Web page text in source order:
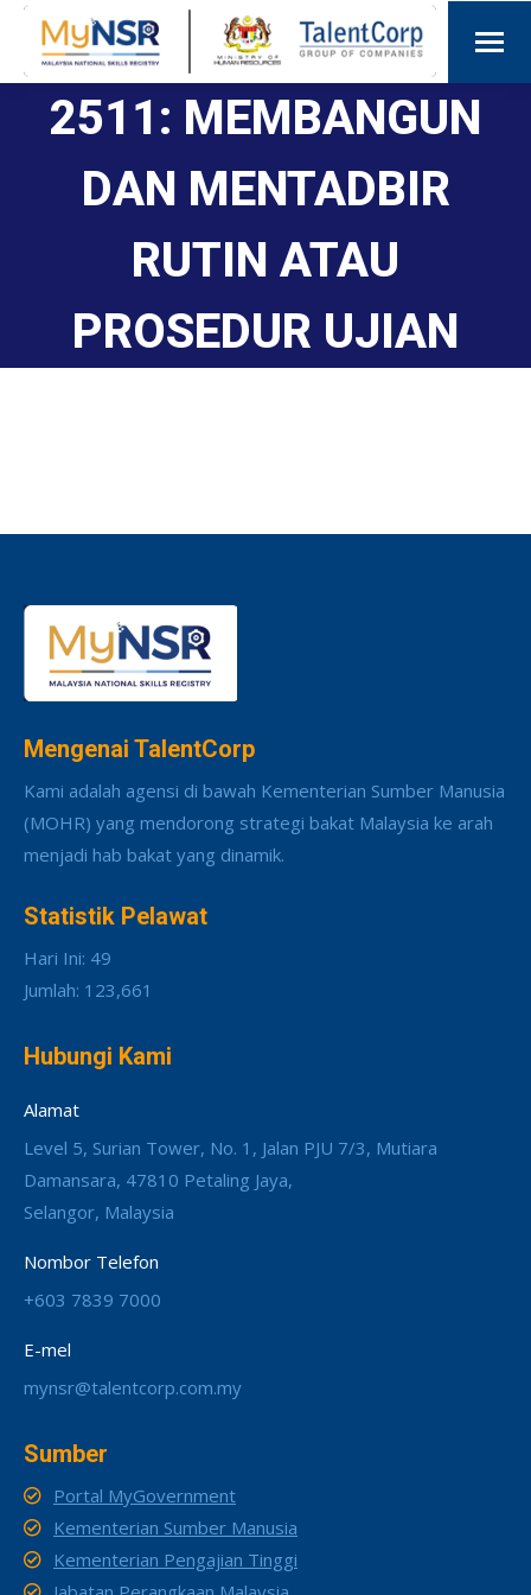
2511: MEMBANGUN
DAN MENTADBIR
RUTIN ATAU
PROSEDUR UJIAN
Mengenai TalentCorp
Kami adalah agensi di bawah Kementerian Sumber Manusia
(MOHR) yang mendorong strategi bakat Malaysia ke arah
menjadi hab bakat yang dinamik.
Statistik Pelawat
Hari Ini: 49
Jumlah: 123,661
Hubungi Kami
Alamat
Level 5, Surian Tower, No. 1, Jalan PJU 7/3, Mutiara
Damansara, 47810 Petaling Jaya,
Selangor, Malaysia
Nombor Telefon
+603 7839 7000
E-mel
mynsr@talentcorp.com.my
Sumber
Portal MyGovernment
Kementerian Sumber Manusia
Kementerian Pengajian Tinggi